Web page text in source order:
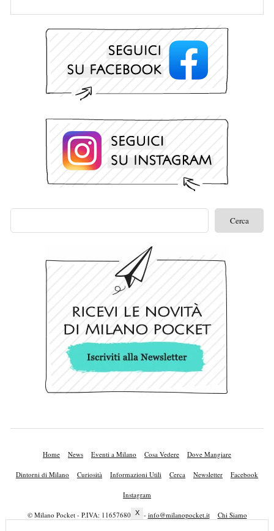
Home News Eventi a Milano Cosa Vedere Dove Mangiare
Dintorni di Milano Curiosità Informazioni Utili Cerca Newsletter Facebook
Instagram
© Milano Pocket - P.IVA: 11657680010 - info@milanopocket.it Chi Siamo
X